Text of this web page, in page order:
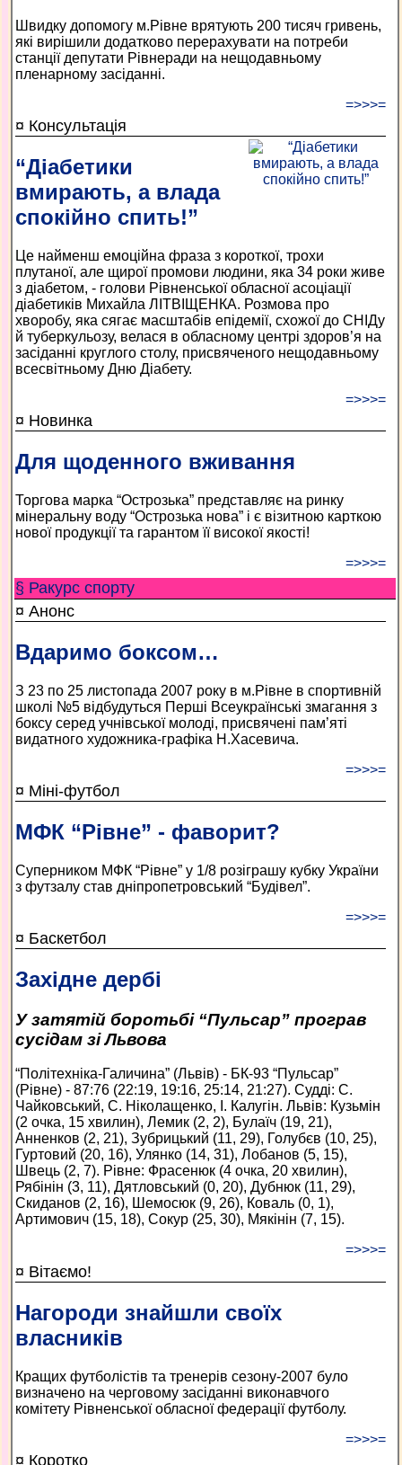
Швидку допомогу м.Рівне врятують 200 тисяч гривень,
які вирішили додатково перерахувати на потреби
станції депутати Рівнеради на нещодавньому
пленарному засіданні.
=>>>=
¤ Консультація
“Діабетики
вмирають, а влада
спокійно спить!”
Це найменш емоційна фраза з короткої, трохи
плутаної, але щирої промови людини, яка 34 роки живе
з діабетом, - голови Рівненської обласної асоціації
діабетиків Михайла ЛІТВІЩЕНКА. Розмова про
хворобу, яка сягає масштабів епідемії, схожої до СНІДу
й туберкульозу, велася в обласному центрі здоров’я на
засіданні круглого столу, присвяченого нещодавньому
всесвітньому Дню Діабету.
=>>>=
¤ Новинка
Для щоденного вживання
Торгова марка “Острозька” представляє на ринку
мінеральну воду “Острозька нова” і є візитною карткою
нової продукції та гарантом її високої якості!
=>>>=
§ Ракурс спорту
¤ Анонс
Вдаримо боксом…
З 23 по 25 листопада 2007 року в м.Рівне в спортивній
школі №5 відбудуться Перші Всеукраїнські змагання з
боксу серед учнівської молоді, присвячені пам’яті
видатного художника-графіка Н.Хасевича.
=>>>=
¤ Міні-футбол
МФК “Рівне” - фаворит?
Суперником МФК “Рівне” у 1/8 розіграшу кубку України
з футзалу став дніпропетровський “Будівел”.
=>>>=
¤ Баскетбол
Західне дербі
У затятій боротьбі “Пульсар” програв
сусідам зі Львова
“Політехніка-Галичина” (Львів) - БК-93 “Пульсар”
(Рівне) - 87:76 (22:19, 19:16, 25:14, 21:27). Судді: С.
Чайковський, С. Ніколащенко, І. Калугін. Львів: Кузьмін
(2 очка, 15 хвилин), Лемик (2, 2), Булаїч (19, 21),
Анненков (2, 21), Зубрицький (11, 29), Голубєв (10, 25),
Гуртовий (20, 16), Улянко (14, 31), Лобанов (5, 15),
Швець (2, 7). Рівне: Фрасенюк (4 очка, 20 хвилин),
Рябінін (3, 11), Дятловський (0, 20), Дубнюк (11, 29),
Скиданов (2, 16), Шемосюк (9, 26), Коваль (0, 1),
Артимович (15, 18), Сокур (25, 30), Мякінін (7, 15).
=>>>=
¤ Вітаємо!
Нагороди знайшли своїх
власників
Кращих футболістів та тренерів сезону-2007 було
визначено на черговому засіданні виконавчого
комітету Рівненської обласної федерації футболу.
=>>>=
¤ Коротко